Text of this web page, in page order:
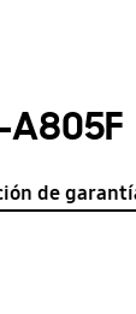
A805F
de